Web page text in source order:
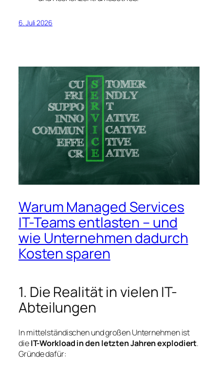
6. Juli 2026
Warum Managed Services
IT-Teams entlasten – und
wie Unternehmen dadurch
Kosten sparen
1. Die Realität in vielen IT-
Abteilungen
In mittelständischen und großen Unternehmen ist
dieIT-Workload in den letzten Jahren explodiert.
Gründe dafür: